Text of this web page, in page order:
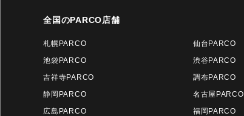
全国のPARCO店舗
札幌PARCO 仙台PARCO
池袋PARCO
渋谷PARCO
吉祥寺PARCO
調布PARCO
静岡PARCO
名古屋PARCO
広島PARCO
福岡PARCO